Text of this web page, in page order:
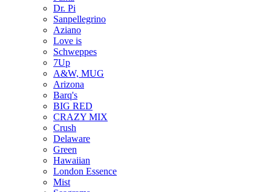
Dr. Pi
Sanpellegrino
Aziano
Love is
Schweppes
7Up
A&W, MUG
Arizona
Barq's
BIG RED
CRAZY MIX
Crush
Delaware
Green
Hawaiian
London Essence
Mist